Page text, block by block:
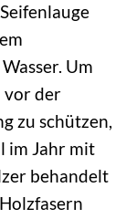
Um
vor der
zu schützen,
im Jahr mit
behandelt